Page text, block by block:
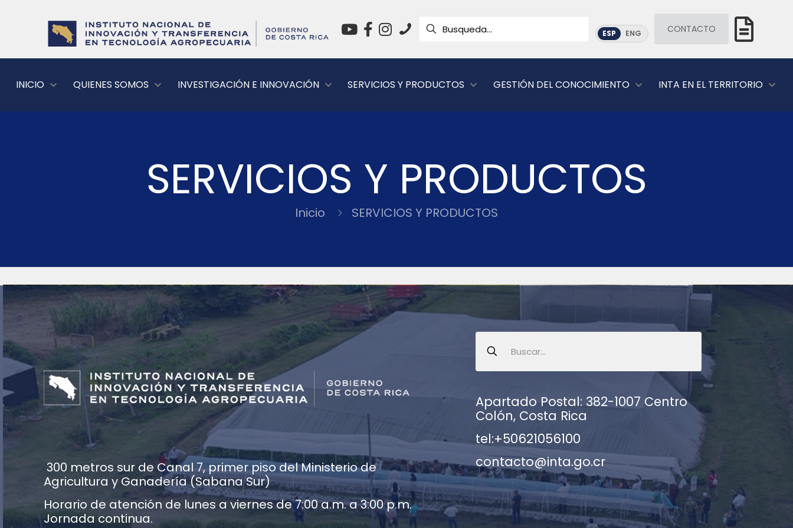
ESP ENG CONTACTO
INICIO QUIENES SOMOS INVESTIGACIÓN E INNOVACIÓN SERVICIOS Y PRODUCTOS GESTIÓN DEL CONOCIMIENTO INTA EN EL TERRITORIO
SERVICIOS Y PRODUCTOS
Inicio SERVICIOS Y PRODUCTOS
300 metros sur de Canal 7, primer piso del Ministerio de
Agricultura y Ganadería (Sabana Sur)
Horario de atención de lunes a viernes de 7:00 a.m. a 3:00 p.m.
Jornada continua.
Apartado Postal: 382-1007 Centro
Colón, Costa Rica
tel:+50621056100
contacto@inta.go.cr